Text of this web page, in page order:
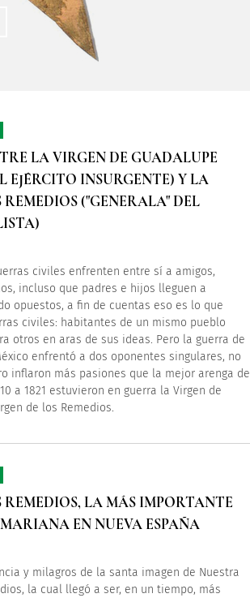
LA VIRGEN DE GUADALUPE
EJÉRCITO INSURGENTE) Y LA
REMEDIOS ("GENERALA" DEL
civiles enfrenten entre sí a amigos,
incluso que padres e hijos lleguen a
opuestos, a fin de cuentas eso es lo que
civiles: habitantes de un mismo pueblo
otros en aras de sus ideas. Pero la guerra de
enfrentó a dos oponentes singulares, no
inflaron más pasiones que la mejor arenga de
a 1821 estuvieron en guerra la Virgen de
de los Remedios.
REMEDIOS, LA MÁS IMPORTANTE
EN NUEVA ESPAÑA
y milagros de la santa imagen de Nuestra
la cual llegó a ser, en un tiempo, más